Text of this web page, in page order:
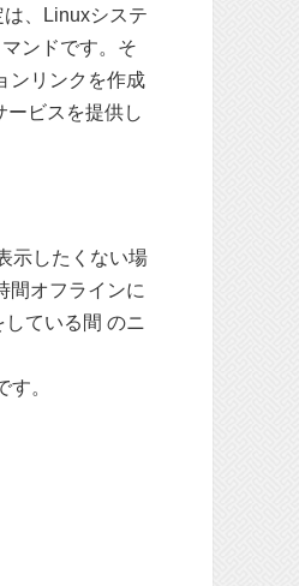
、Linuxシステ
ンドです。そ
ンリンクを作成
ービスを提供し
示したくない場
間オフラインに
している間 のニ
。